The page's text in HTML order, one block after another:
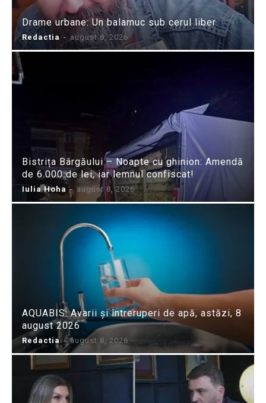
Drame urbane: Un balamuc sub cerul liber
Redactia - august 8, 2026
Bistrița Bârgăului – Noapte cu ghinion: Amendă
de 6.000 de lei, iar lemnul confiscat!
Iulia Hoha - august 8, 2026
AQUABIS: Avarii și întreruperi de apă, astăzi, 8
august 2026
Redactia - august 8, 2026